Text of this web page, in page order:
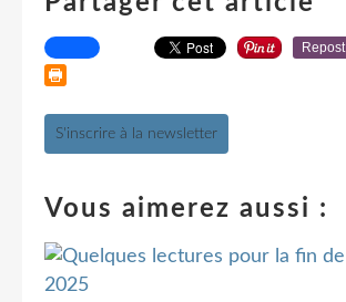
Repost
S'inscrire à la newsletter
Vous aimerez aussi :